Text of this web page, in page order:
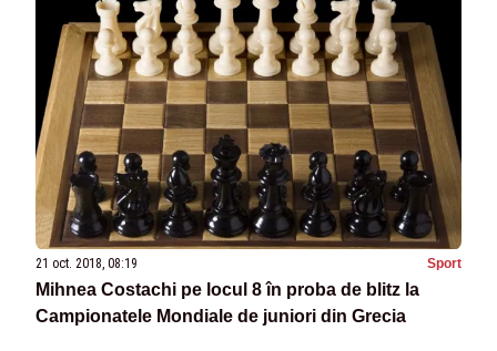
21 oct. 2018, 08:19 Sport
Mihnea Costachi pe locul 8 în proba de blitz la
Campionatele Mondiale de juniori din Grecia